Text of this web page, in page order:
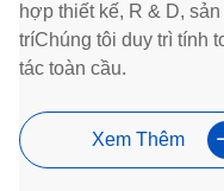
hợp thiết kế, R & D,
tríChúng tôi duy trì tính
tác toàn cầu.
Xem Thêm